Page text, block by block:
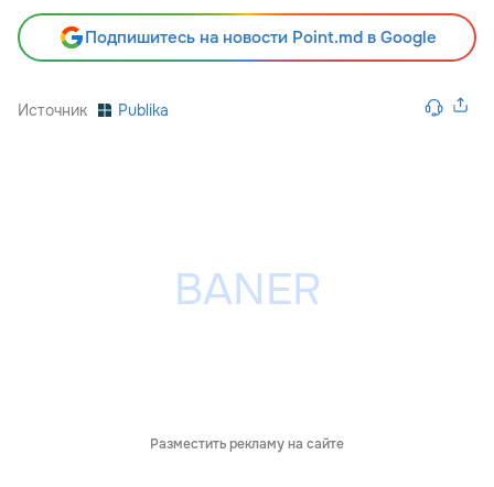
Подпишитесь на новости Point.md в Google
Источник Publika
Разместить рекламу на сайте